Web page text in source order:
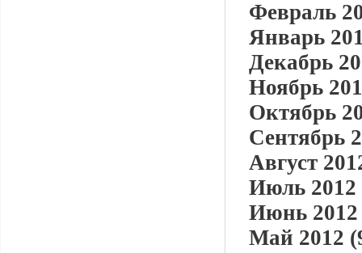
Февраль
Январь
Декабрь
Ноябрь
Октябрь
Сентябрь
Август
Июль 2012
Июнь 2012
Май 2012